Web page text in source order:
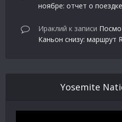
ноябре: отчет о
Ираклий к записи
Каньон снизу: маршрут
Yosemite